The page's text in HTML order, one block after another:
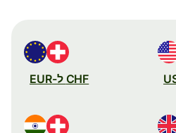
CHF ל-EUR